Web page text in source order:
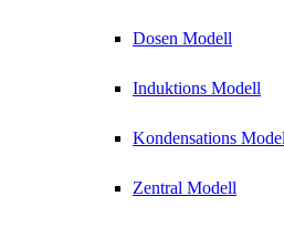
Dosen Modell
Induktions Modell
Kondensations
Zentral Modell